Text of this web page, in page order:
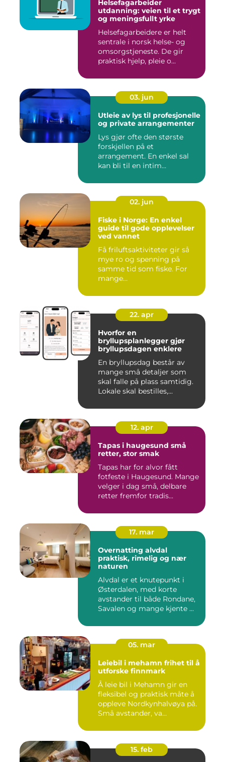
Helsefagarbeider
utdanning: veien til et trygt
og meningsfullt yrke
Helsefagarbeidere er helt
sentrale i norsk helse- og
omsorgstjeneste. De gir
praktisk hjelp, pleie o...
03. jun
Utleie av lys til profesjonelle
og private arrangementer
Lys gjør ofte den største
forskjellen på et
arrangement. En enkel sal
kan bli til en intim
02. jun
Fiske i Norge: En enkel
guide til gode opplevelser
ved vannet
Få friluftsaktiviteter gir så
mye ro og spenning på
samme tid som fiske. For
mange...
22. apr
Hvorfor en
bryllupsplanlegger gjør
bryllupsdagen enklere
En bryllupsdag består av
mange små detaljer som
skal falle på plass samtidig.
Lokale skal bestilles,...
12. apr
Tapas i haugesund små
retter, stor smak
Tapas har for alvor fått
fotfeste i Haugesund. Mange
velger i dag små, delbare
retter fremfor tradis...
17. mar
Overnatting alvdal
praktisk, rimelig og nær
naturen
Alvdal er et knutepunkt i
Østerdalen, med korte
avstander til både Rondane,
Savalen og mange kjente ...
05. mar
Leiebil i mehamn frihet til å
utforske finnmark
Å leie bil i Mehamn gir en
fleksibel og praktisk måte å
oppleve Nordkynhalvøya på.
Små avstander, va...
15. feb